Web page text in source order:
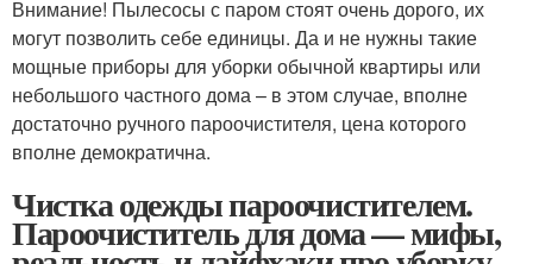
Внимание! Пылесосы с паром стоят очень дорого, их
могут позволить себе единицы. Да и не нужны такие
мощные приборы для уборки обычной квартиры или
небольшого частного дома – в этом случае, вполне
достаточно ручного пароочистителя, цена которого
вполне демократична.
Чистка одежды пароочистителем.
Пароочиститель для дома — мифы,